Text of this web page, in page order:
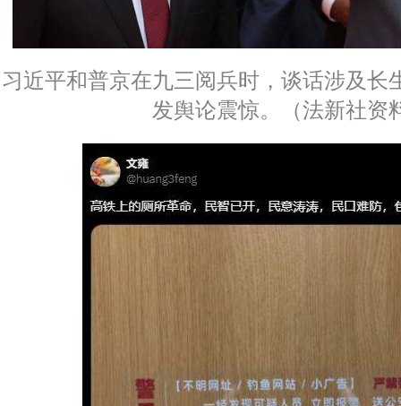
习近平和普京在九三阅兵时，谈话涉及长
发舆论震惊。（法新社资